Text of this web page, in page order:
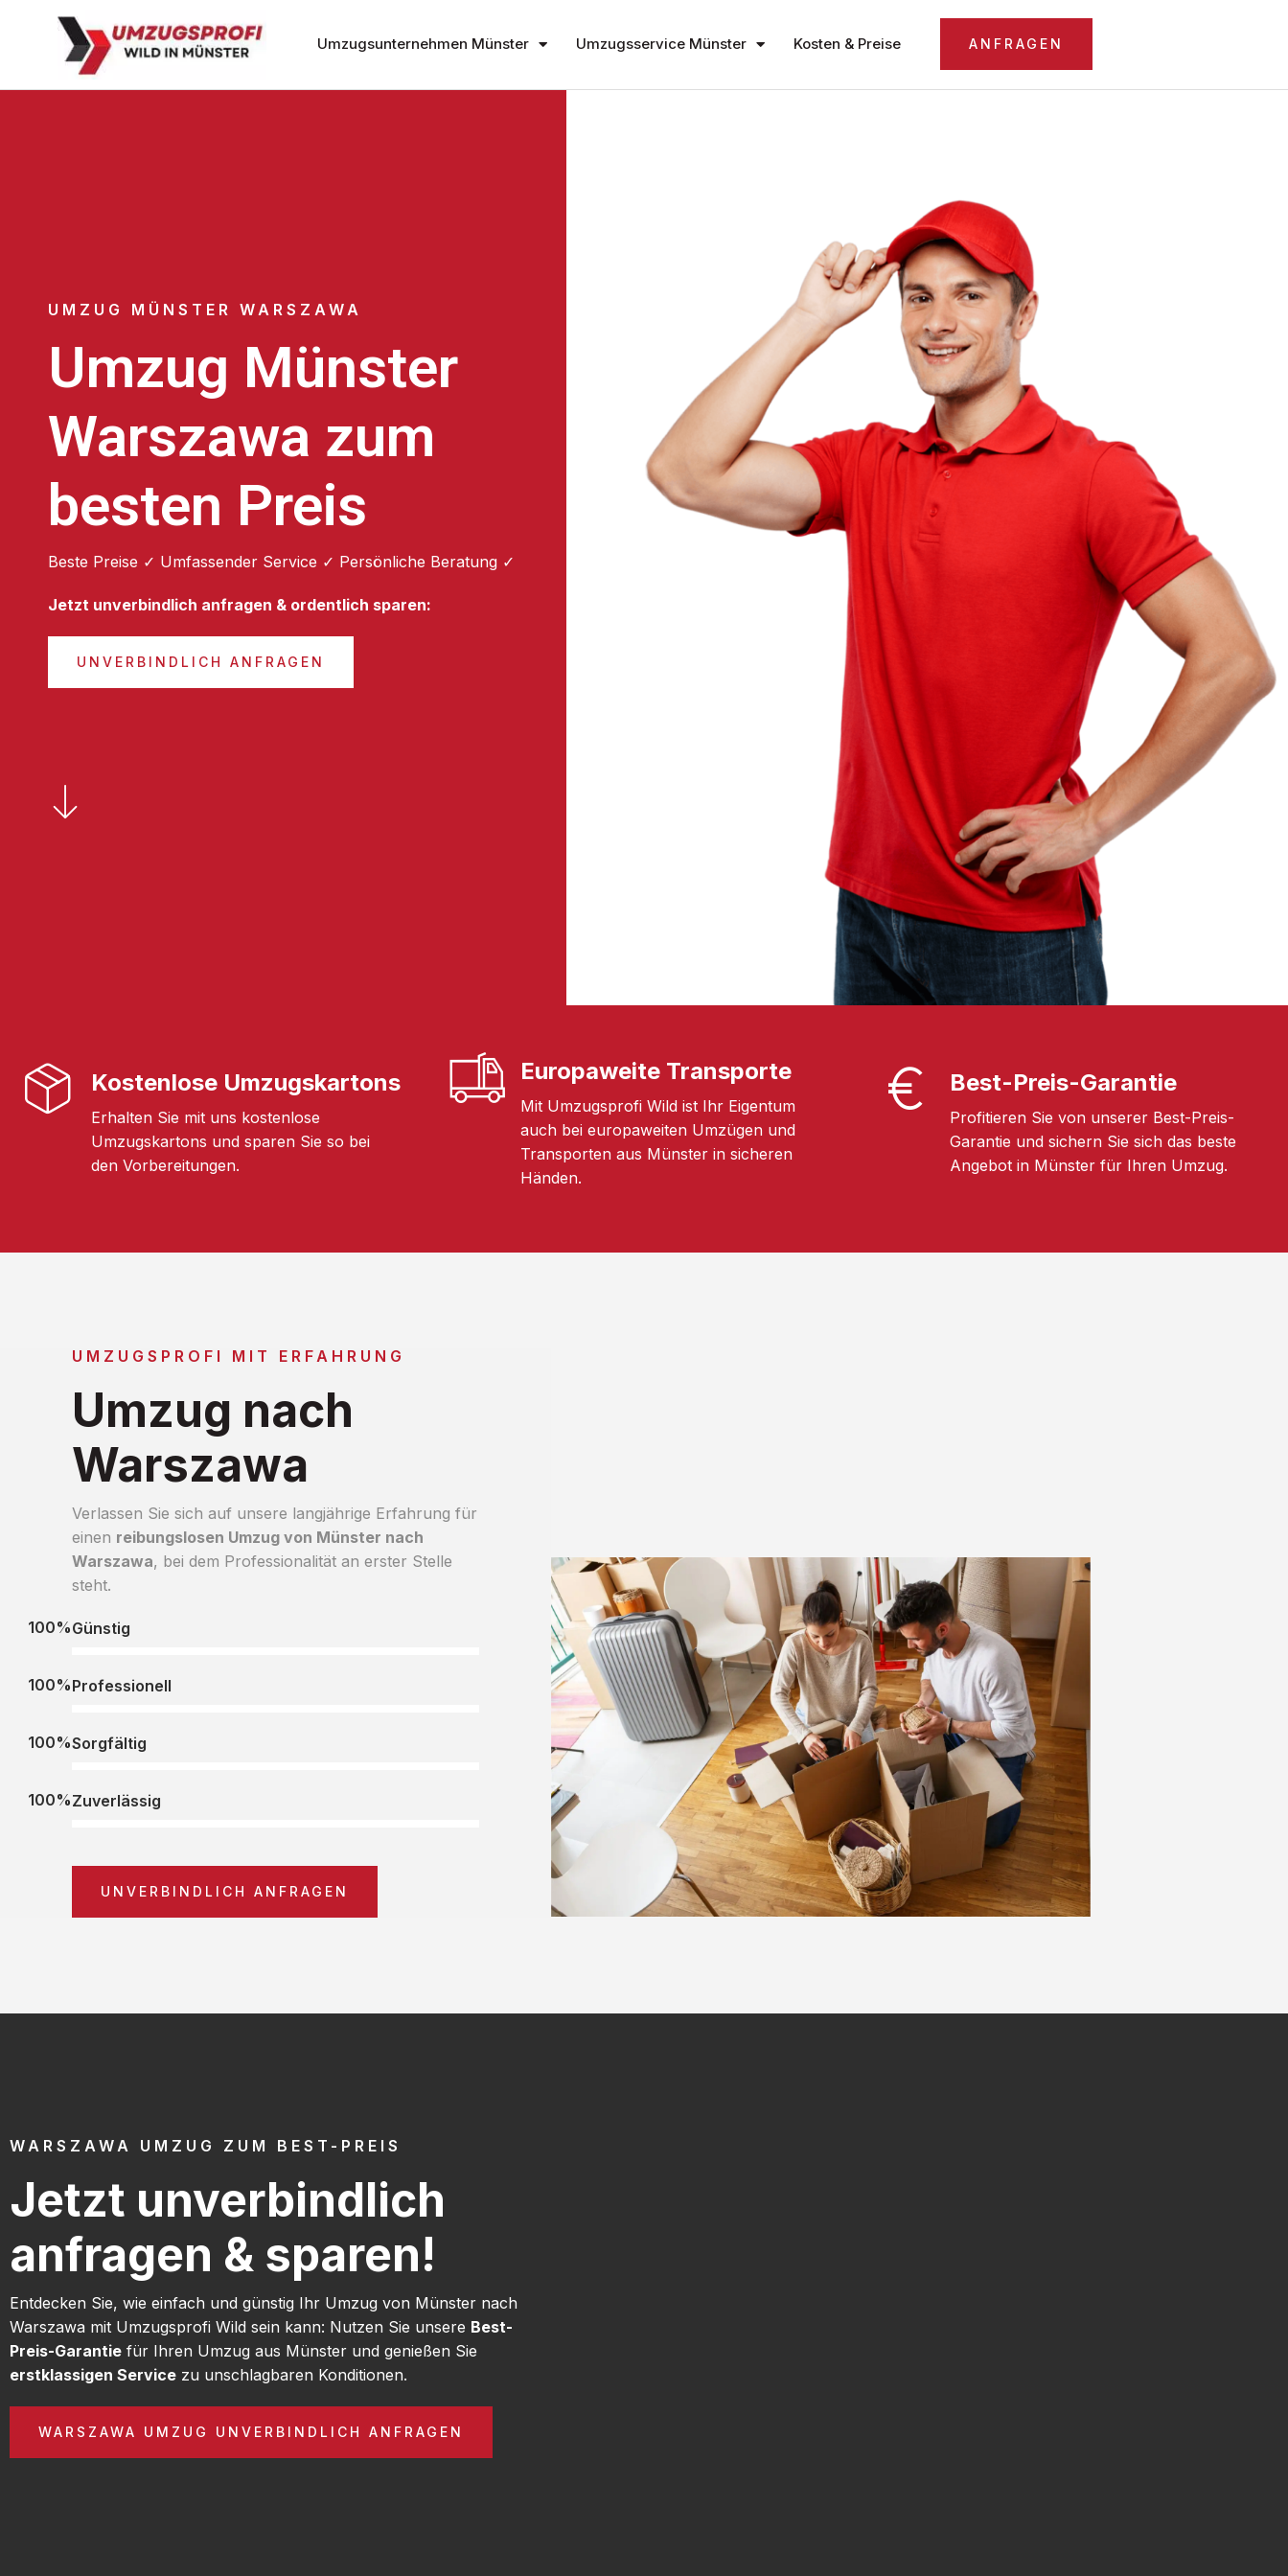
Umzugsunternehmen Münster Umzugsservice Münster Kosten & Preise ANFRAGEN
UMZUG MÜNSTER WARSZAWA
Umzug Münster
Warszawa zum
besten Preis
Beste Preise ✓ Umfassender Service ✓ Persönliche Beratung ✓
Jetzt unverbindlich anfragen & ordentlich sparen:
UNVERBINDLICH ANFRAGEN
Kostenlose Umzugskartons
Erhalten Sie mit uns kostenlose
Umzugskartons und sparen Sie so bei
den Vorbereitungen.
Europaweite Transporte
Mit Umzugsprofi Wild ist Ihr Eigentum
auch bei europaweiten Umzügen und
Transporten aus Münster in sicheren
Händen.
Best-Preis-Garantie
Profitieren Sie von unserer Best-Preis-
Garantie und sichern Sie sich das beste
Angebot in Münster für Ihren Umzug.
UMZUGSPROFI MIT ERFAHRUNG
Umzug nach
Warszawa
Verlassen Sie sich auf unsere langjährige Erfahrung für
einen reibungslosen Umzug von Münster nach
Warszawa, bei dem Professionalität an erster Stelle
steht.
Günstig
100%
Professionell
100%
Sorgfältig
100%
Zuverlässig
100%
UNVERBINDLICH ANFRAGEN
WARSZAWA UMZUG ZUM BEST-PREIS
Jetzt unverbindlich
anfragen & sparen!
Entdecken Sie, wie einfach und günstig Ihr Umzug von Münster nach
Warszawa mit Umzugsprofi Wild sein kann: Nutzen Sie unsere Best-
Preis-Garantie für Ihren Umzug aus Münster und genießen Sie
erstklassigen Service zu unschlagbaren Konditionen.
WARSZAWA UMZUG UNVERBINDLICH ANFRAGEN